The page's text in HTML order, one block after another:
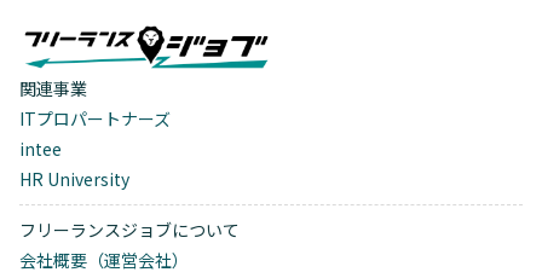
関連事業
ITプロパートナーズ
intee
HR University
フリーランスジョブについて
会社概要（運営会社）